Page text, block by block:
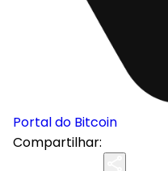
Portal do Bitcoin
Compartilhar: